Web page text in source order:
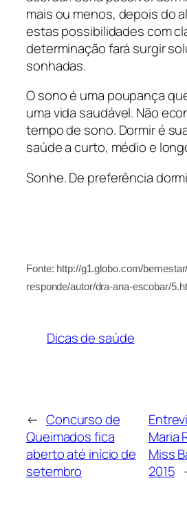
mais ou menos, depois do
estas possibilidades com
determinação fará surgir
sonhadas.
O sono é uma poupança
uma vida saudável. Não
tempo de sono. Dormir é
saúde a curto, médio e
Sonhe. De preferência
Fonte: http://g1.globo.com/
responde/autor/dra-ana-escobar/
Dicas de saúde
← Concurso de
Queimados fica
aberto até início de
setembro
Maria
Miss
2015